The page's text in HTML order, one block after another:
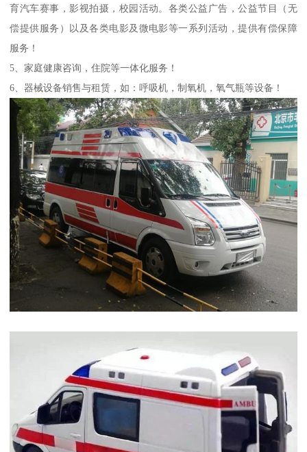
育汽车赛事，影视拍摄，校园活动。各类公益广告，公益节目（无
偿提供服务）以及各类电影及微电影等一系列活动，提供有偿保障
服务！
5、家庭健康咨询，住院等一体化服务！
6、器械设备销售与租赁，如：呼吸机，制氧机，氧气瓶等设备！